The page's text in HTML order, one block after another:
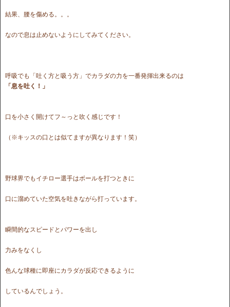
結果、腰を傷める。。。
なので息は止めないようにしてみてください。
呼吸でも「吐く方と吸う方」でカラダの力を一番発揮出来るのは
「息を吐く！」
口を小さく開けてフ～っと吹く感じです！
（※キッスの口とは似てますが異なります！笑）
野球界でもイチロー選手はボールを打つときに
口に溜めていた空気を吐きながら打っています。
瞬間的なスピードとパワーを出し
力みをなくし
色んな球種に即座にカラダが反応できるように
しているんでしょう。